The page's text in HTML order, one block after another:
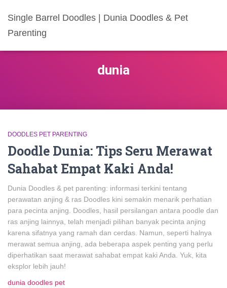
Single Barrel Doodles | Dunia Doodles & Pet
Parenting
dunia
DOODLES PET PARENTING
Doodle Dunia: Tips Seru Merawat
Sahabat Empat Kaki Anda!
Dunia Doodles & pet parenting: informasi terkini tentang
perawatan anjing & ras Doodles kini semakin menarik perhatian
para pecinta anjing. Doodles, hasil persilangan antara poodle dan
ras anjing lainnya, telah menjadi pilihan banyak pecinta anjing
karena sifatnya yang ramah dan cerdas. Namun, seperti halnya
merawat semua anjing, ada beberapa aspek penting yang perlu
diperhatikan saat merawat sahabat empat kaki Anda. Yuk, kita
eksplor lebih jauh!
dunia doodles pet